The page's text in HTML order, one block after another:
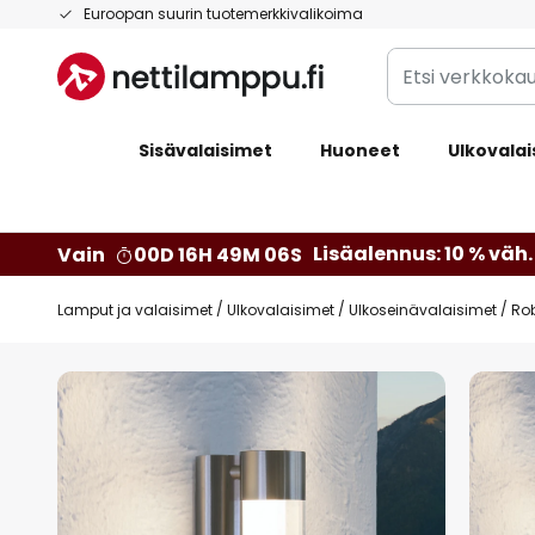
Euroopan suurin tuotemerkkivalikoima
Skip
Content
Etsi
verkkokaupan
Sisävalaisimet Huoneet
Vain 00D 16H 49M 05S Lisäalennus: 10 %
Lamput ja valaisimet Ulkovalaisimet Ulkoseinävalaisimet
Skip
to
the
end
of